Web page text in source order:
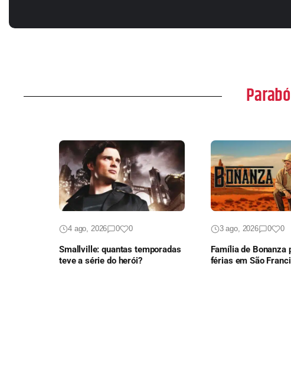
4 ago, 2026 0 0
Smallville: quantas temporadas
teve a série do herói?
3 ago, 2026 0 0
Família de Bonanza
férias em São